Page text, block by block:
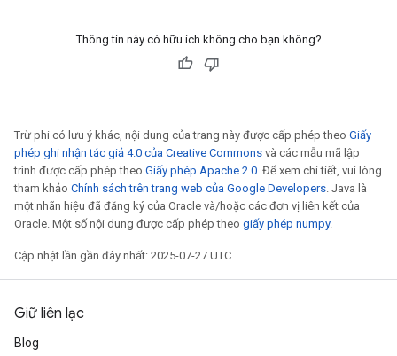
Thông tin này có hữu ích không cho bạn không?
Trừ phi có lưu ý khác, nội dung của trang này được cấp phép theo Giấy
phép ghi nhận tác giả 4.0 của Creative Commons và các mẫu mã lập
trình được cấp phép theo Giấy phép Apache 2.0. Để xem chi tiết, vui lòng
tham khảo Chính sách trên trang web của Google Developers. Java là
một nhãn hiệu đã đăng ký của Oracle và/hoặc các đơn vị liên kết của
Oracle. Một số nội dung được cấp phép theo giấy phép numpy.
Cập nhật lần gần đây nhất: 2025-07-27 UTC.
Giữ liên lạc
Blog